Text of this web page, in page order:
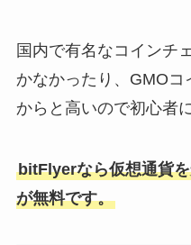
国内で有名なコインチ
かなかったり、GMOコ
からと高いので初心者
bitFlyerなら仮想通貨
が無料です。